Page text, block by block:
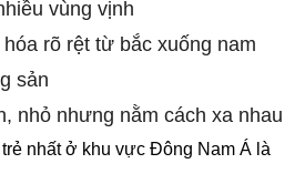
vùng vịnh
rõ rệt từ bắc xuống nam
sản
nhỏ nhưng nằm cách xa nhau
nhất ở khu vực Đông Nam Á là